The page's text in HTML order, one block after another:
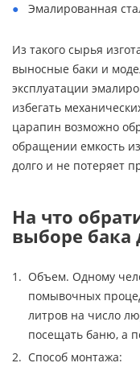
Эмалированная
Из такого сырья
выносные баки и
эксплуатации
избегать
царапин возможно
обращении емкость
долго и не потеряет
На что
выборе бака
Объем. Одному
помывочных
литров на число
посещать баню, а
Способ монтажа: